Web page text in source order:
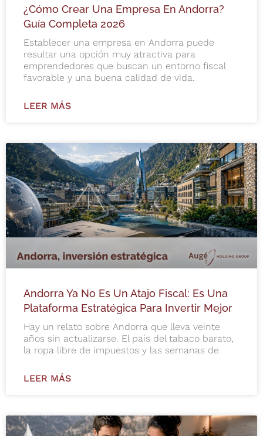
¿Cómo Crear Una Empresa En Andorra?
Guía Completa 2026
Establecer una empresa en Andorra puede
resultar una opción muy atractiva para
emprendedores que buscan un entorno fiscal
favorable y una buena calidad de vida.
LEER MÁS
Andorra Ya No Es Un Atajo Fiscal: Es Una
Plataforma Estratégica Para Invertir Mejor
Hay un relato sobre Andorra que lleva veinte
años sin actualizarse. El país del tabaco barato,
la ropa libre de impuestos y las semanas de
LEER MÁS